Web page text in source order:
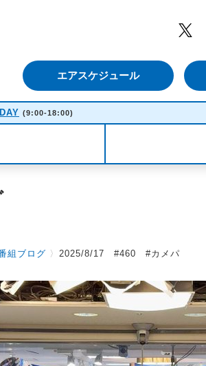
エアスケジュール
(9:00-18:00)
組ブログ 〉 2025/8/17 #460 #カメパ